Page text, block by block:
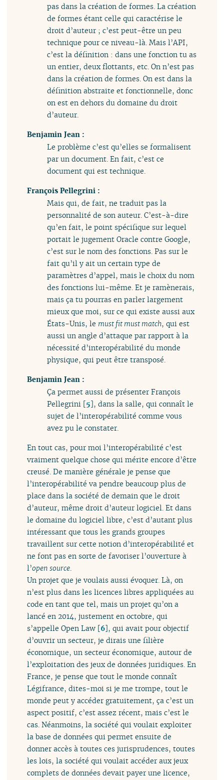
pas dans la création de formes. La création
de formes étant celle qui caractérise le
droit d’auteur ; c’est peut-être un peu
technique pour ce niveau-là. Mais l’API,
c’est la définition : dans une fonction tu as
un entier, deux flottants, etc. On n’est pas
dans la création de formes. On est dans la
définition abstraite et fonctionnelle, donc
on est en dehors du domaine du droit
d’auteur.
Benjamin Jean :
Le problème c’est qu’elles se formalisent
par un document. En fait, c’est ce
document qui est technique.
François Pellegrini :
Mais qui, de fait, ne traduit pas la
personnalité de son auteur. C’est-à-dire
qu’en fait, le point spécifique sur lequel
portait le jugement Oracle contre Google,
c’est sur le nom des fonctions. Pas sur le
fait qu’il y ait un certain type de
paramètres d’appel, mais le choix du nom
des fonctions lui-même. Et je ramènerais,
mais ça tu pourras en parler largement
mieux que moi, sur ce qui existe aussi aux
États-Unis, le must fit must match, qui est
aussi un angle d’attaque par rapport à la
nécessité d’interopérabilité du monde
physique, qui peut être transposé.
Benjamin Jean :
Ça permet aussi de présenter François
Pellegrini [5], dans la salle, qui connaît le
sujet de l’interopérabilité comme vous
avez pu le constater.
En tout cas, pour moi l’interopérabilité c’est
vraiment quelque chose qui mérite encore d’être
creusé. De manière générale je pense que
l’interopérabilité va pendre beaucoup plus de
place dans la société de demain que le droit
d’auteur, même droit d’auteur logiciel. Et dans
le domaine du logiciel libre, c’est d’autant plus
intéressant que tous les grands groupes
travaillent sur cette notion d’interopérabilité et
ne font pas en sorte de favoriser l’ouverture à
l’open source
Un projet que je voulais aussi évoquer. Là, on
n’est plus dans les licences libres appliquées au
code en tant que tel, mais un projet qu’on a
lancé en 2014, justement en octobre, qui
s’appelle Open Law [6], qui avait pour objectif
d’ouvrir un secteur, je dirais une filière
économique, un secteur économique, autour de
l’exploitation des jeux de données juridiques. En
France, je pense que tout le monde connaît
Légifrance, dites-moi si je me trompe, tout le
monde peut y accéder gratuitement, ça c’est un
aspect positif, c’est assez récent, mais c’est le
cas. Néanmoins, la société qui voulait exploiter
la base de données qui permet ensuite de
donner accès à toutes ces jurisprudences, toutes
les lois, la société qui voulait accéder aux jeux
complets de données devait payer une licence,